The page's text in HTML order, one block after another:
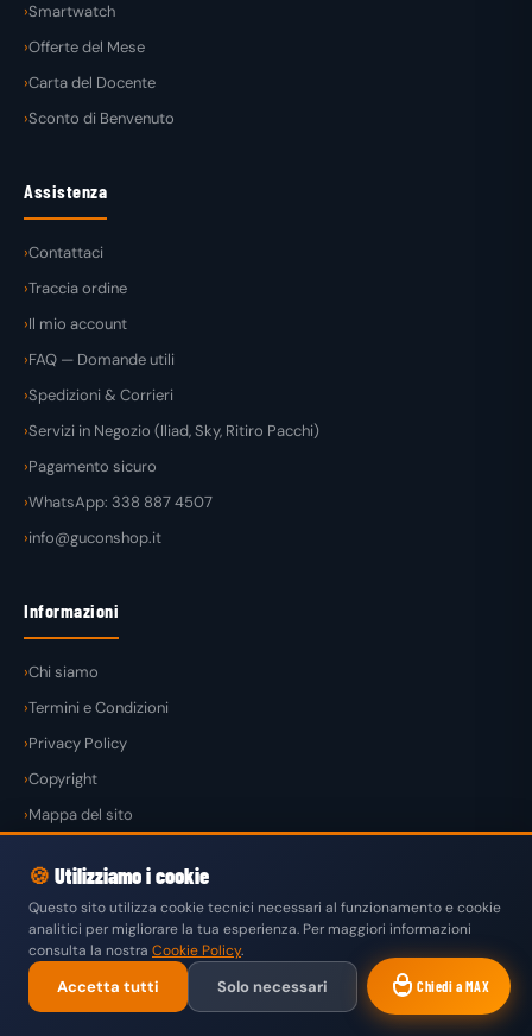
Smartwatch
Offerte del Mese
Carta del Docente
Sconto di Benvenuto
Assistenza
Contattaci
Traccia ordine
Il mio account
FAQ — Domande utili
Spedizioni & Corrieri
Servizi in Negozio (Iliad, Sky, Ritiro Pacchi)
Pagamento sicuro
WhatsApp: 338 887 4507
info@guconshop.it
Informazioni
Chi siamo
Termini e Condizioni
Privacy Policy
Copyright
Mappa del sito
© 2026 GuconShopdi Guglielmo Conte — Tutti i diritti riservati.
VISA MASTERCARD PAYPAL KLARNA SATISPAY
BONIFICO
Chiedi a MAX
🍪 Utilizziamo i cookie
Questo sito utilizza cookie tecnici necessari al funzionamento e cookie
analitici per migliorare la tua esperienza. Per maggiori informazioni
consulta la nostra Cookie Policy.
Accetta tutti Solo necessari